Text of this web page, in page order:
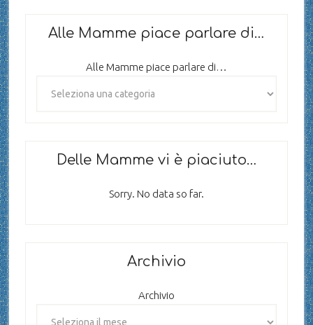
Alle Mamme piace parlare di…
Alle Mamme piace parlare di…
Delle Mamme vi è piaciuto…
Sorry. No data so far.
Archivio
Archivio